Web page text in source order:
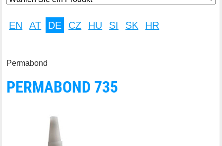
EN AT DE CZ HU SI SK HR
Permabond
PERMABOND 735